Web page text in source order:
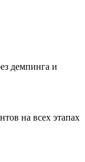
демпинга и
на всех этапах